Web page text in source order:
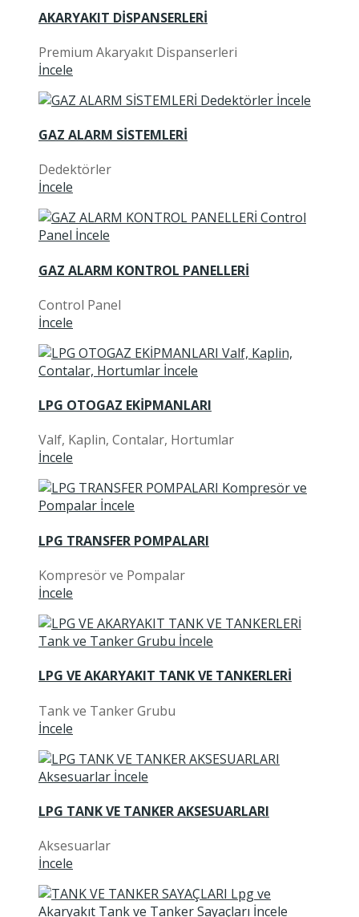
AKARYAKIT DİSPANSERLERİ
Premium Akaryakıt Dispanserleri
İncele
GAZ ALARM SİSTEMLERİ
Dedektörler
İncele
GAZ ALARM KONTROL PANELLERİ
Control Panel
İncele
LPG OTOGAZ EKİPMANLARI
Valf, Kaplin, Contalar, Hortumlar
İncele
LPG TRANSFER POMPALARI
Kompresör ve Pompalar
İncele
LPG VE AKARYAKIT TANK VE TANKERLERİ
Tank ve Tanker Grubu
İncele
LPG TANK VE TANKER AKSESUARLARI
Aksesuarlar
İncele